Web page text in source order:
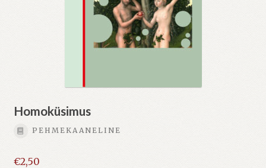
Homoküsimus
PEHMEKAANELINE
€2,50